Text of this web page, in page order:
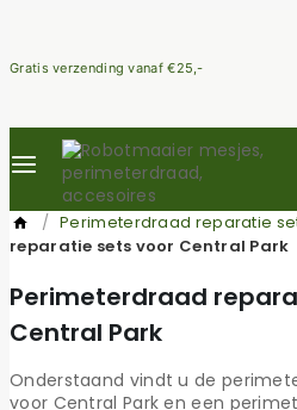
content
Gratis verzending vanaf €25,-
/ Perimeterdraad reparatie
reparatie sets voor Central Park
Perimeterdraad
Central Park
Onderstaand vindt u de
voor Central Park en een